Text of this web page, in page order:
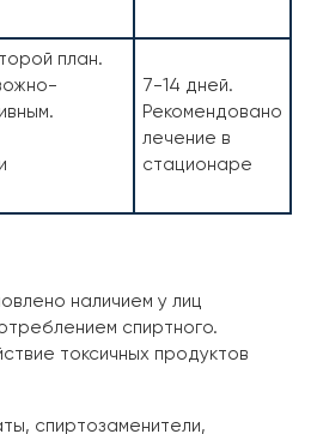
план.
7-14 дней.
Рекомендовано
лечение в
стационаре
наличием у лиц
спиртного.
токсичных продуктов
спиртозаменители,